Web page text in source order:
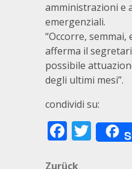
amministrazioni e
emergenziali.
“Occorre,
afferma il
possibile
degli ultimi mesi”.
condividi su:
Zurück